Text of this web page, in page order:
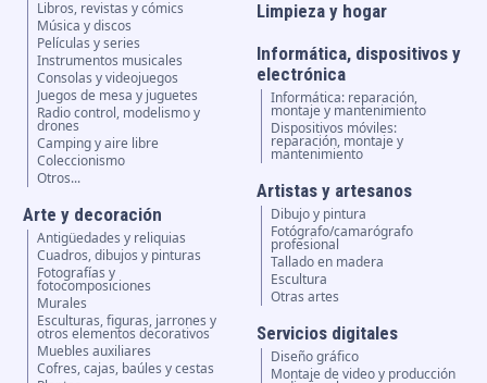
Libros, revistas y cómics
Música y discos
Películas y series
Instrumentos musicales
Consolas y videojuegos
Juegos de mesa y juguetes
Radio control, modelismo y
drones
Camping y aire libre
Coleccionismo
Otros...
Arte y decoración
Antigüedades y reliquias
Cuadros, dibujos y pinturas
Fotografías y
fotocomposiciones
Murales
Esculturas, figuras, jarrones y
otros elementos decorativos
Muebles auxiliares
Cofres, cajas, baúles y cestas
Limpieza y hogar
Informática, dispositivos y
electrónica
Informática: reparación,
montaje y mantenimiento
Dispositivos móviles:
reparación, montaje y
mantenimiento
Artistas y artesanos
Dibujo y pintura
Fotógrafo/camarógrafo
profesional
Tallado en madera
Escultura
Otras artes
Servicios digitales
Diseño gráfico
Montaje de video y producción